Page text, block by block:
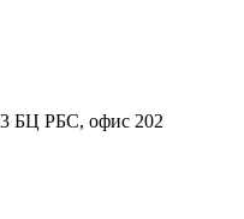
БЦ РБС, офис 202